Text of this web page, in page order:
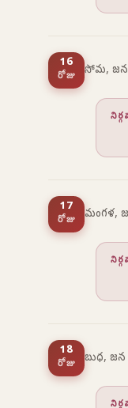
16
రోజు సోమ, జన
17
రోజు మంగళ,
18
రోజు బుధ, జన